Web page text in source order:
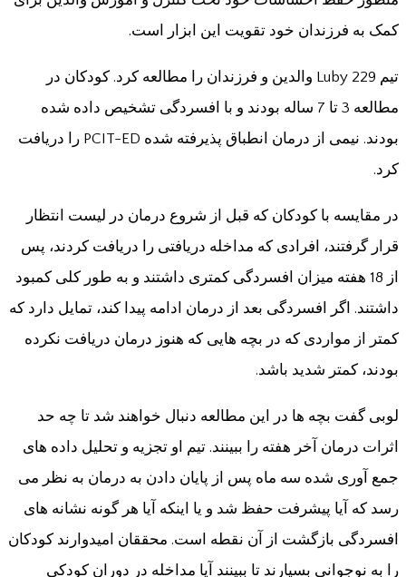
کمک به فرزندان خود تقویت این ابزار است.
تیم Luby 229 والدین و فرزندان را مطالعه کرد. کودکان در
مطالعه 3 تا 7 ساله بودند و با افسردگی تشخیص داده شده
بودند. نیمی از درمان انطباق پذیرفته شده PCIT-ED را دریافت
کرد.
در مقایسه با کودکان که قبل از شروع درمان در لیست انتظار
قرار گرفتند، افرادی که مداخله دریافتی را دریافت کردند، پس
از 18 هفته میزان افسردگی کمتری داشتند و به طور کلی کمبود
داشتند. اگر افسردگی بعد از درمان ادامه پیدا کند، تمایل دارد که
کمتر از مواردی که در بچه هایی که هنوز درمان دریافت نکرده
بودند، کمتر شدید باشد.
لوبی گفت بچه ها در این مطالعه دنبال خواهند شد تا چه حد
اثرات درمان آخر هفته را ببینند. تیم او تجزیه و تحلیل داده های
جمع آوری شده سه ماه پس از پایان دادن به درمان به نظر می
رسد که آیا پیشرفت حفظ شد و یا اینکه آیا هر گونه نشانه های
افسردگی بازگشت از آن نقطه است. محققان امیدوارند کودکان
را به نوجوانی بسپارند تا ببینند آیا مداخله در دوران کودکی